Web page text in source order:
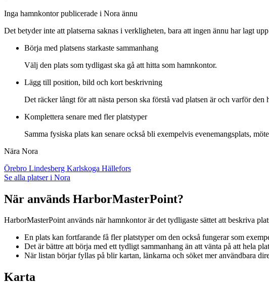
Inga hamnkontor publicerade i Nora ännu
Det betyder inte att platserna saknas i verkligheten, bara att ingen ännu har lagt
Börja med platsens starkaste sammanhang
Välj den plats som tydligast ska gå att hitta som hamnkontor.
Lägg till position, bild och kort beskrivning
Det räcker långt för att nästa person ska förstå vad platsen är och varför den
Komplettera senare med fler platstyper
Samma fysiska plats kan senare också bli exempelvis evenemangsplats,
Nära Nora
Örebro Lindesberg Karlskoga Hällefors
Se alla platser i Nora
När används HarborMasterPoint?
HarborMasterPoint används när hamnkontor är det tydligaste sättet att beskriva
En plats kan fortfarande få fler platstyper om den också fungerar som
Det är bättre att börja med ett tydligt sammanhang än att vänta på att hela
När listan börjar fyllas på blir kartan, länkarna och söket mer användbara
Karta